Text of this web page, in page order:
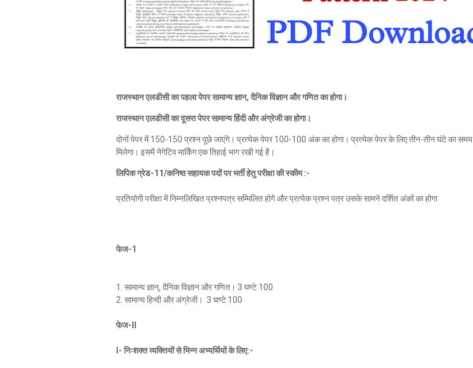
राजस्थान एलडीसी का पहला पेपर सामान्य ज्ञान, दैनिक विज्ञान और गणित का होगा।
राजस्थान एलडीसी का दूसरा पेपर सामान्य हिंदी और अंग्रेजी का होगा।
दोनों पेपर में 150-150 प्रश्न पूछे जाएंगे। प्रत्येक पेपर 100-100 अंक का होगा। प्रत्येक पेपर के लिए तीन-तीन घंटे का समय
मिलेगा। इसमें नेगेटिव मार्किंग एक तिहाई भाग रखी गई है।
लिपिक ग्रेड-11/कनिष्ठ सहायक पदों पर भर्ती हेतु परीक्षा की स्कीम :-
प्रतियोगी परीक्षा में निम्नलिखित प्रश्नपत्र सम्मिलित होगे और प्रत्येक प्रश्न पत्र उसके सामने दर्शित अंकों का होगा
फेज-1
1. सामान्य ज्ञान्, दैनिक विज्ञान और गणित। 3 घण्टे 100
2. सामान्य हिन्दी और अंग्रेजी। 3 घण्टे 100
फेज-II
I- निःशक्त व्यक्तियों से भिन्न अभ्यर्थियों के लिए:-